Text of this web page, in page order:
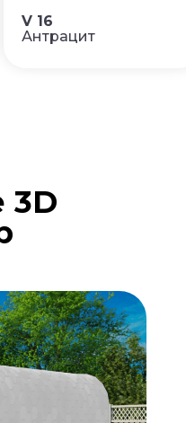
V 16
Антрацит
3D
расцветку